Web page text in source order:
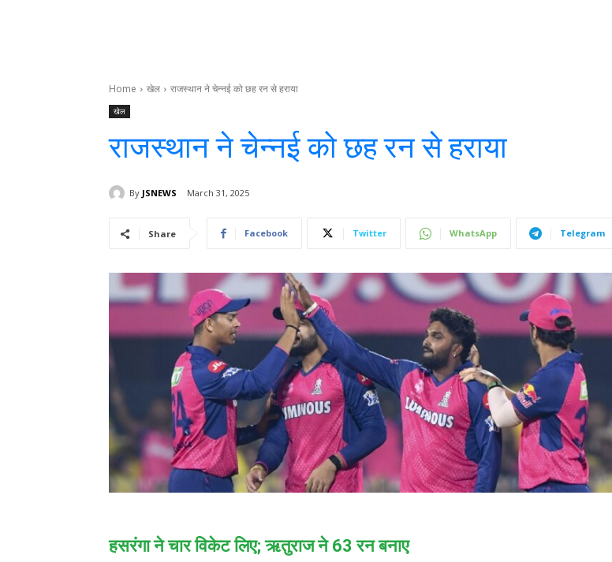
Home खेल राजस्थान ने चेन्नई को छह रन से हराया
खेल
राजस्थान ने चेन्नई को छह रन से हराया
By JSNEWS March 31, 2025
Share Facebook Twitter WhatsApp Telegram
हसरंगा ने चार विकेट लिए; ऋतुराज ने 63 रन बनाए